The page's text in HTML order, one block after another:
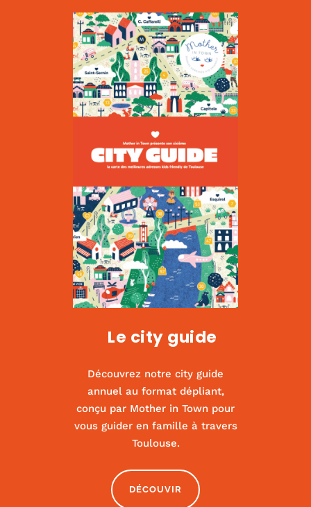
Le Kiwi
CULTURE
Kids us
Le city guide
Découvrez notre city guide
annuel au format dépliant,
conçu par Mother in Town pour
vous guider en famille à travers
Toulouse.
DÉCOUVIR